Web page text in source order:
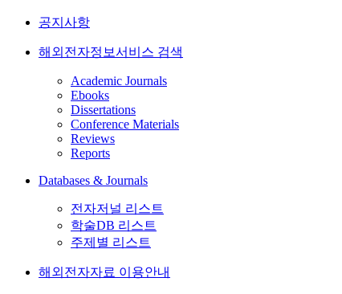
공지사항
해외전자정보서비스 검색
Academic Journals
Ebooks
Dissertations
Conference Materials
Reviews
Reports
Databases & Journals
전자저널 리스트
학술DB 리스트
주제별 리스트
해외전자자료 이용안내